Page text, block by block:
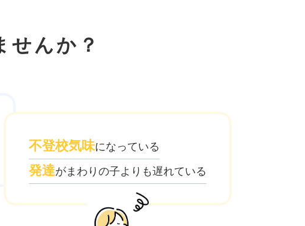
せんか？
不登校気味になっている
発達がまわりの子よりも遅れている